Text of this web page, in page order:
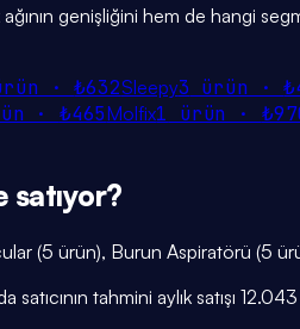
ağının genişliğini hem de hangi
·₺632Sleepy3 ürün ·
· ₺465Molfix1 ürün ·
satıyor?
(5 ürün), Burun Aspiratörü
tahmini aylık satışı